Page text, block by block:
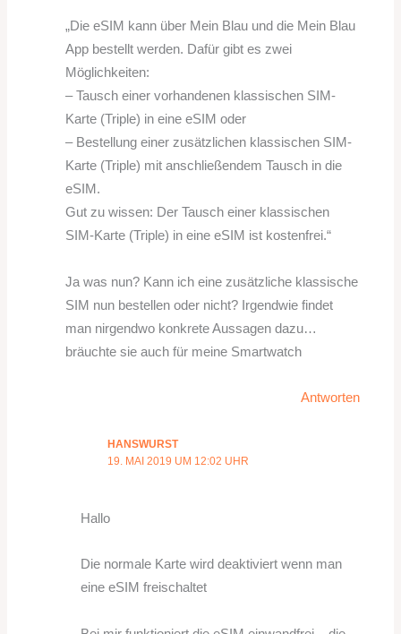
„Die eSIM kann über Mein Blau und die Mein Blau
App bestellt werden. Dafür gibt es zwei
Möglichkeiten:
– Tausch einer vorhandenen klassischen SIM-
Karte (Triple) in eine eSIM oder
– Bestellung einer zusätzlichen klassischen SIM-
Karte (Triple) mit anschließendem Tausch in die
eSIM.
Gut zu wissen: Der Tausch einer klassischen
SIM-Karte (Triple) in eine eSIM ist kostenfrei.“
Ja was nun? Kann ich eine zusätzliche klassische
SIM nun bestellen oder nicht? Irgendwie findet
man nirgendwo konkrete Aussagen dazu…
bräuchte sie auch für meine Smartwatch
Antworten
HANSWURST
19. MAI 2019 UM 12:02 UHR
Hallo
Die normale Karte wird deaktiviert wenn man
eine eSIM freischaltet